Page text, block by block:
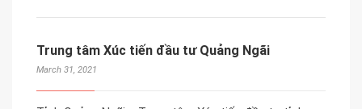
Trung tâm Xúc tiến đầu tư Quảng Ngãi
March 31, 2021